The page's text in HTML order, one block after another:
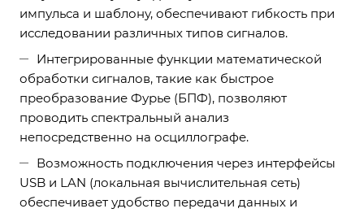
импульса и шаблону, обеспечивают гибкость при
исследовании различных типов сигналов.
Интегрированные функции математической
обработки сигналов, такие как быстрое
преобразование Фурье (БПФ), позволяют
проводить спектральный анализ
непосредственно на осциллографе.
Возможность подключения через интерфейсы
USB и LAN (локальная вычислительная сеть)
обеспечивает удобство передачи данных и